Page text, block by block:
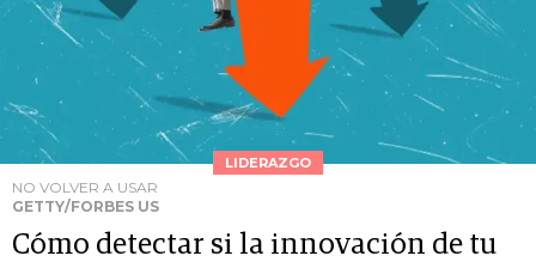
LIDERAZGO
NO VOLVER A USAR
GETTY/FORBES US
Cómo detectar si la innovación de tu